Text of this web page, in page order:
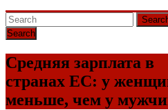
Средняя зарплата в
странах ЕС: у
меньше, чем у